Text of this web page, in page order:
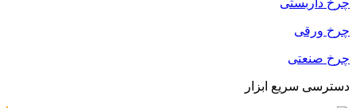
چرخ داربستی
چرخ ورقی
چرخ صنعتی
دسترسی سریع ابزار